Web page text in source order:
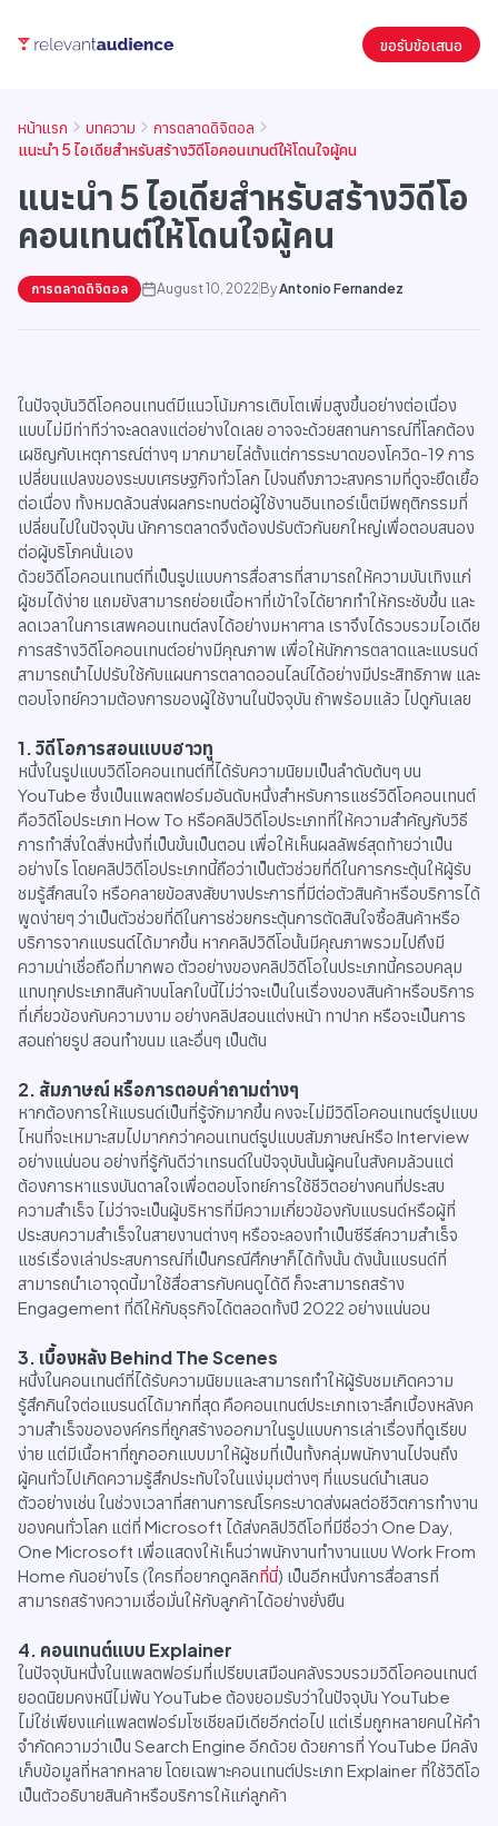
ขอรับข้อเสนอ
หน้าแรก บทความ
การตลาดดิจิตอล
แนะนำ 5 ไอเดียสำหรับสร้างวิดีโอคอนเทนต์ให้โดนใจผู้คน
แนะนำ 5 ไอเดียสำหรับสร้างวิดีโอ
คอนเทนต์ให้โดนใจผู้คน
การตลาดดิจิตอล August 10, 2022 ByAntonio Fernandez
ในปัจจุบันวิดีโอคอนเทนต์มีแนวโน้มการเติบโตเพิ่มสูงขึ้นอย่างต่อเนื่อง
แบบไม่มีท่าทีว่าจะลดลงแต่อย่างใดเลย อาจจะด้วยสถานการณ์ที่โลกต้อง
เผชิญกับเหตุการณ์ต่างๆ มากมายไล่ตั้งแต่การระบาดของโควิด-19 การ
เปลี่ยนแปลงของระบบเศรษฐกิจทั่วโลก ไปจนถึงภาวะสงครามที่ดูจะยืดเยื้อ
ต่อเนื่อง ทั้งหมดล้วนส่งผลกระทบต่อผู้ใช้งานอินเทอร์เน็ตมีพฤติกรรมที่
เปลี่ยนไปในปัจจุบัน นักการตลาดจึงต้องปรับตัวกันยกใหญ่เพื่อตอบสนอง
ต่อผู้บริโภคนั่นเอง
ด้วยวิดีโอคอนเทนต์ที่เป็นรูปแบบการสื่อสารที่สามารถให้ความบันเทิงแก่
ผู้ชมได้ง่าย แถมยังสามารถย่อยเนื้อหาที่เข้าใจได้ยากทำให้กระชับขึ้น และ
ลดเวลาในการเสพคอนเทนต์ลงได้อย่างมหาศาล เราจึงได้รวบรวมไอเดีย
การสร้างวิดีโอคอนเทนต์อย่างมีคุณภาพ เพื่อให้นักการตลาดและแบรนด์
สามารถนำไปปรับใช้กับแผนการตลาดออนไลน์ได้อย่างมีประสิทธิภาพ และ
ตอบโจทย์ความต้องการของผู้ใช้งานในปัจจุบัน ถ้าพร้อมแล้ว ไปดูกันเลย
1. วิดีโอการสอนแบบฮาวทู
หนึ่งในรูปแบบวิดีโอคอนเทนต์ที่ได้รับความนิยมเป็นลำดับต้นๆ บน
YouTube ซึ่งเป็นแพลตฟอร์มอันดับหนึ่งสำหรับการแชร์วิดีโอคอนเทนต์
คือวิดีโอประเภท How To หรือคลิปวิดีโอประเภทที่ให้ความสำคัญกับวิธี
การทำสิ่งใดสิ่งหนึ่งที่เป็นขั้นเป็นตอน เพื่อให้เห็นผลลัพธ์สุดท้ายว่าเป็น
อย่างไร โดยคลิปวิดีโอประเภทนี้ถือว่าเป็นตัวช่วยที่ดีในการกระตุ้นให้ผู้รับ
ชมรู้สึกสนใจ หรือคลายข้อสงสัยบางประการที่มีต่อตัวสินค้าหรือบริการได้
พูดง่ายๆ ว่าเป็นตัวช่วยที่ดีในการช่วยกระตุ้นการตัดสินใจซื้อสินค้าหรือ
บริการจากแบรนด์ได้มากขึ้น หากคลิปวิดีโอนั้นมีคุณภาพรวมไปถึงมี
ความน่าเชื่อถือที่มากพอ ตัวอย่างของคลิปวิดีโอในประเภทนี้ครอบคลุม
แทบทุกประเภทสินค้าบนโลกใบนี้ไม่ว่าจะเป็นในเรื่องของสินค้าหรือบริการ
ที่เกี่ยวข้องกับความงาม อย่างคลิปสอนแต่งหน้า ทาปาก หรือจะเป็นการ
สอนถ่ายรูป สอนทำขนม และอื่นๆ เป็นต้น
2. สัมภาษณ์ หรือการตอบคำถามต่างๆ
หากต้องการให้แบรนด์เป็นที่รู้จักมากขึ้น คงจะไม่มีวิดีโอคอนเทนต์รูปแบบ
ไหนที่จะเหมาะสมไปมากกว่าคอนเทนต์รูปแบบสัมภาษณ์หรือ Interview
อย่างแน่นอน อย่างที่รู้กันดีว่าเทรนด์ในปัจจุบันนั้นผู้คนในสังคมล้วนแต่
ต้องการหาแรงบันดาลใจเพื่อตอบโจทย์การใช้ชีวิตอย่างคนที่ประสบ
ความสำเร็จ ไม่ว่าจะเป็นผู้บริหารที่มีความเกี่ยวข้องกับแบรนด์หรือผู้ที่
ประสบความสำเร็จในสายงานต่างๆ หรือจะลองทำเป็นซีรีส์ความสำเร็จ
แชร์เรื่องเล่าประสบการณ์ที่เป็นกรณีศึกษาก็ได้ทั้งนั้น ดังนั้นแบรนด์ที่
สามารถนำเอาจุดนี้มาใช้สื่อสารกับคนดูได้ดี ก็จะสามารถสร้าง
Engagement ที่ดีให้กับธุรกิจได้ตลอดทั้งปี 2022 อย่างแน่นอน
3. เบื้องหลัง Behind The Scenes
หนึ่งในคอนเทนต์ที่ได้รับความนิยมและสามารถทำให้ผู้รับชมเกิดความ
รู้สึกกินใจต่อแบรนด์ได้มากที่สุด คือคอนเทนต์ประเภทเจาะลึกเบื้องหลังค
วามสำเร็จขององค์กรที่ถูกสร้างออกมาในรูปแบบการเล่าเรื่องที่ดูเรียบ
ง่าย แต่มีเนื้อหาที่ถูกออกแบบมาให้ผู้ชมที่เป็นทั้งกลุ่มพนักงานไปจนถึง
ผู้คนทั่วไปเกิดความรู้สึกประทับใจในแง่มุมต่างๆ ที่แบรนด์นำเสนอ
ตัวอย่างเช่น ในช่วงเวลาที่สถานการณ์โรคระบาดส่งผลต่อชีวิตการทำงาน
ของคนทั่วโลก แต่ที่ Microsoft ได้ส่งคลิปวิดีโอที่มีชื่อว่า One Day,
One Microsoft เพื่อแสดงให้เห็นว่าพนักงานทำงานแบบ Work From
Home กันอย่างไร (ใครที่อยากดูคลิกที่นี่) เป็นอีกหนึ่งการสื่อสารที่
สามารถสร้างความเชื่อมั่นให้กับลูกค้าได้อย่างยั่งยืน
4. คอนเทนต์แบบ Explainer
ในปัจจุบันหนึ่งในแพลตฟอร์มที่เปรียบเสมือนคลังรวบรวมวิดีโอคอนเทนต์
ยอดนิยมคงหนีไม่พ้น YouTube ต้องยอมรับว่าในปัจจุบัน YouTube
ไม่ใช่เพียงแค่แพลตฟอร์มโซเชียลมีเดียอีกต่อไป แต่เริ่มถูกหลายคนให้คำ
จำกัดความว่าเป็น Search Engine อีกด้วย ด้วยการที่ YouTube มีคลัง
เก็บข้อมูลที่หลากหลาย โดยเฉพาะคอนเทนต์ประเภท Explainer ที่ใช้วิดีโอ
เป็นตัวอธิบายสินค้าหรือบริการให้แก่ลูกค้า